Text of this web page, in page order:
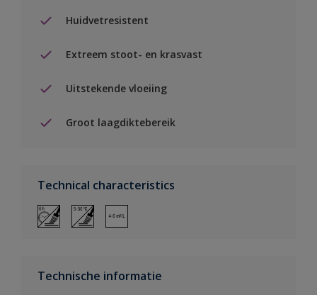
Huidvetresistent
Extreem stoot- en krasvast
Uitstekende vloeiing
Groot laagdiktebereik
Technical characteristics
Technische informatie